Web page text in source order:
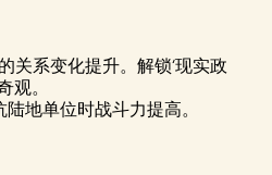
关系变化提升。解锁‘现实政
观。
陆地单位时战斗力提高。